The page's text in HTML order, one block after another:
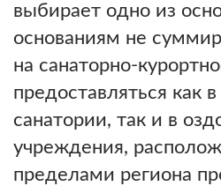
выбирает одно из
основаниям не
на санаторно-
предоставляться как
санатории, так и в
учреждения,
пределами региона